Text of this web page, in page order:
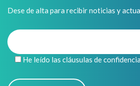
Dese de alta para recibir noticias y
He leído las cláusulas de